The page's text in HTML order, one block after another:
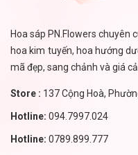
Hoa sáp PN.Flowers chuyên
hoa kim tuyến, hoa hướng
mã đẹp, sang chảnh và giá
Store : 137 Cộng Hoà,
Hotline: 094.7997.024
Hotline: 0789.899.777